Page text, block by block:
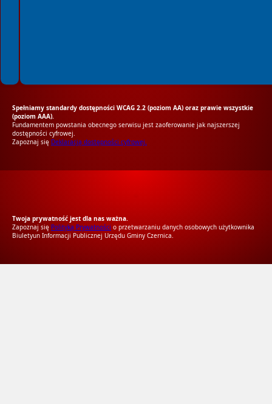
Spełniamy standardy dostępności WCAG 2.2 (poziom AA) oraz prawie wszystkie
(poziom AAA).
Fundamentem powstania obecnego serwisu jest zaoferowanie jak najszerszej
dostępności cyfrowej.
Zapoznaj się Deklaracją dostępności cyfrowej.
Twoja prywatność jest dla nas ważna.
Zapoznaj się Polityką Prywatności o przetwarzaniu danych osobowych użytkownika
Biuletyun Informacji Publicznej Urzędu Gminy Czernica.